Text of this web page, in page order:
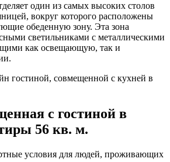
один из самых высоких столов
вокруг которого расположены
обеденную зону. Эта зона
светильниками с металлическими
как освещающую, так и
с гостиной в
56 кв. м.
условия для людей, проживающих